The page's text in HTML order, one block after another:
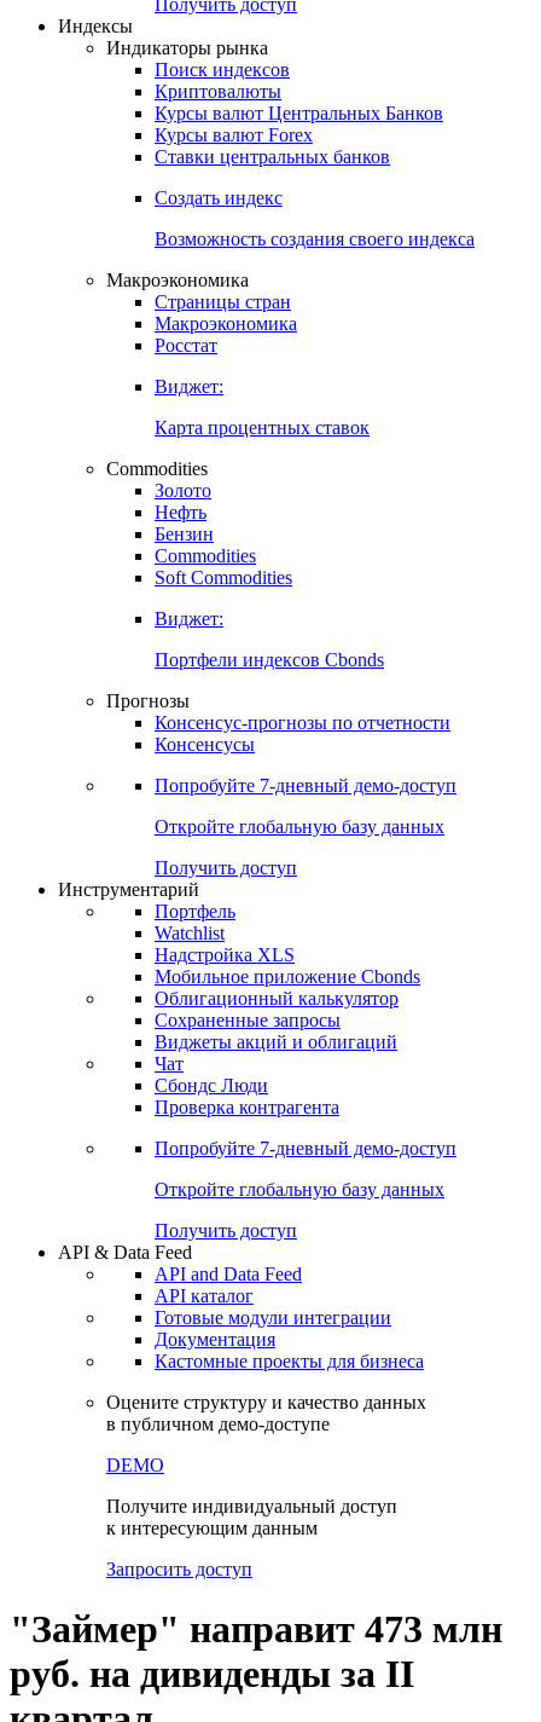
Получить доступ
Индексы
Индикаторы рынка
Поиск индексов
Криптовалюты
Курсы валют Центральных Банков
Курсы валют Forex
Ставки центральных банков
Создать индекс
Возможность создания своего индекса
Макроэкономика
Страницы стран
Макроэкономика
Росстат
Виджет:
Карта процентных ставок
Commodities
Золото
Нефть
Бензин
Commodities
Soft Commodities
Виджет:
Портфели индексов Cbonds
Прогнозы
Консенсус-прогнозы по отчетности
Консенсусы
Попробуйте 7-дневный демо-доступ
Откройте глобальную базу данных
Получить доступ
Инструментарий
Портфель
Watchlist
Надстройка XLS
Мобильное приложение Cbonds
Облигационный калькулятор
Сохраненные запросы
Виджеты акций и облигаций
Чат
Сбондс Люди
Проверка контрагента
Попробуйте 7-дневный демо-доступ
Откройте глобальную базу данных
Получить доступ
API & Data Feed
API and Data Feed
API каталог
Готовые модули интеграции
Документация
Кастомные проекты для бизнеса
Оцените структуру и качество данных
в публичном демо-доступе
DEMO
Получите индивидуальный доступ
к интересующим данным
Запросить доступ
"Займер" направит 473 млн
руб. на дивиденды за II